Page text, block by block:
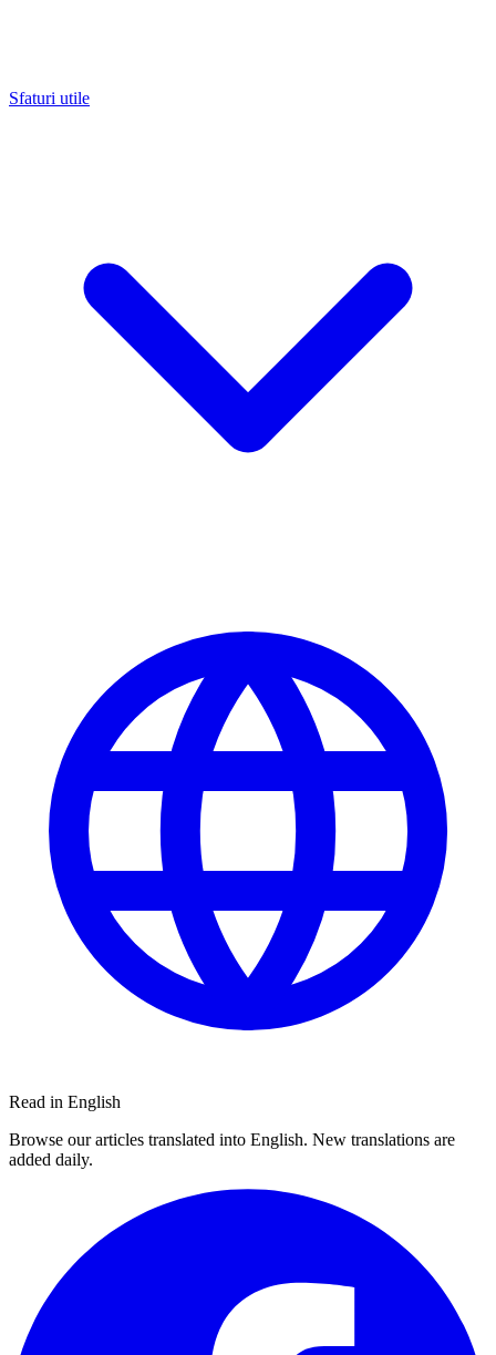
Sfaturi utile
Read in English
Browse our articles translated into English. New translations are
added daily.